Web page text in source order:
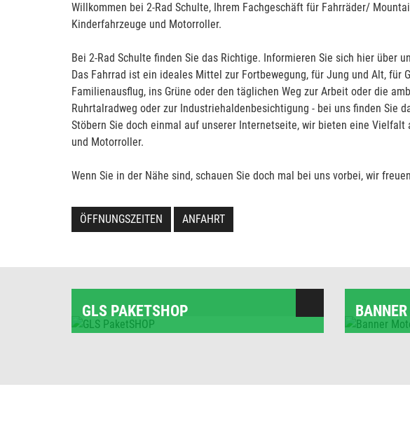
Willkommen bei 2-Rad Schulte, Ihrem Fachgeschäft für Fahrräder/
Kinderfahrzeuge und Motorroller.
Bei 2-Rad Schulte finden Sie das Richtige. Informieren Sie sich hier über
Das Fahrrad ist ein ideales Mittel zur Fortbewegung, für Jung und Alt, für
Familienausflug, ins Grüne oder den täglichen Weg zur Arbeit oder die
Ruhrtalradweg oder zur Industriehaldenbesichtigung - bei uns finden Sie
Stöbern Sie doch einmal auf unserer Internetseite, wir bieten eine Vielfalt
und Motorroller.
Wenn Sie in der Nähe sind, schauen Sie doch mal bei uns vorbei, wir
ÖFFNUNGSZEITEN ANFAHRT
GLS PAKETSHOP